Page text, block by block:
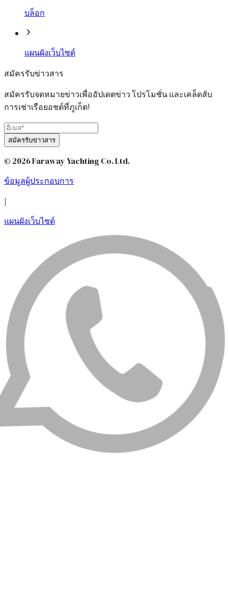
บล็อก
แผนผังเว็บไซต์
สมัครรับข่าวสาร
สมัครรับจดหมายข่าวเพื่ออัปเดตข่าว โปรโมชั่น และเคล็ดลับ
การเช่าเรือยอชต์ที่ภูเก็ต!
สมัครรับข่าวสาร
© 2026 Faraway Yachting Co. Ltd.
ข้อมูลผู้ประกอบการ
|
แผนผังเว็บไซต์